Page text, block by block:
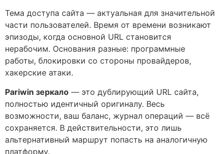
Тема доступа сайта — актуальная для значительной
части пользователей. Время от времени возникают
эпизоды, когда основной URL становится
нерабочим. Основания разные: программные
работы, блокировки со стороны провайдеров,
хакерские атаки.
Pariwin зеркало — это дублирующий URL сайта,
полностью идентичный оригиналу. Весь
возможности, ваш баланс, журнал операций — всё
сохраняется. В действительности, это лишь
альтернативный маршрут попасть на аналогичную
платформу.